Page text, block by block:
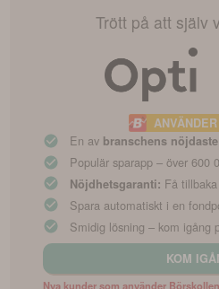
Trött på att själv
En av branschens
Populär sparapp – över 600
Nöjdhetsgaranti: Få
Spara automatiskt i en
Smidig lösning – kom igång
KOM
Nya kunder som använder